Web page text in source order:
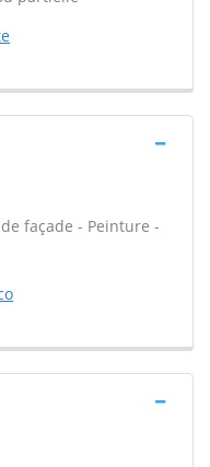
façade - Peinture -